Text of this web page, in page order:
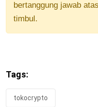
bertanggung jawab
timbul.
Tags:
tokocrypto